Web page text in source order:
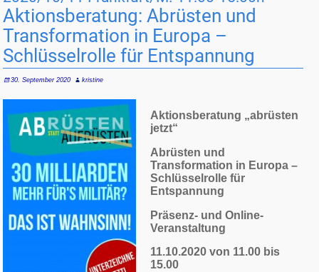
Aktionsberatung: Abrüsten und
Trans­formation in Europa –
Schlüsselrolle für Entspannung
30. September 2020 kristine
Aktionsberatung „abrüsten
jetzt“
Abrüsten und
Transformation in Europa –
Schlüsselrolle für
Entspannung
Präsenz- und Online-
Veranstaltung
11.10.2020 von 11.00 bis
15.00